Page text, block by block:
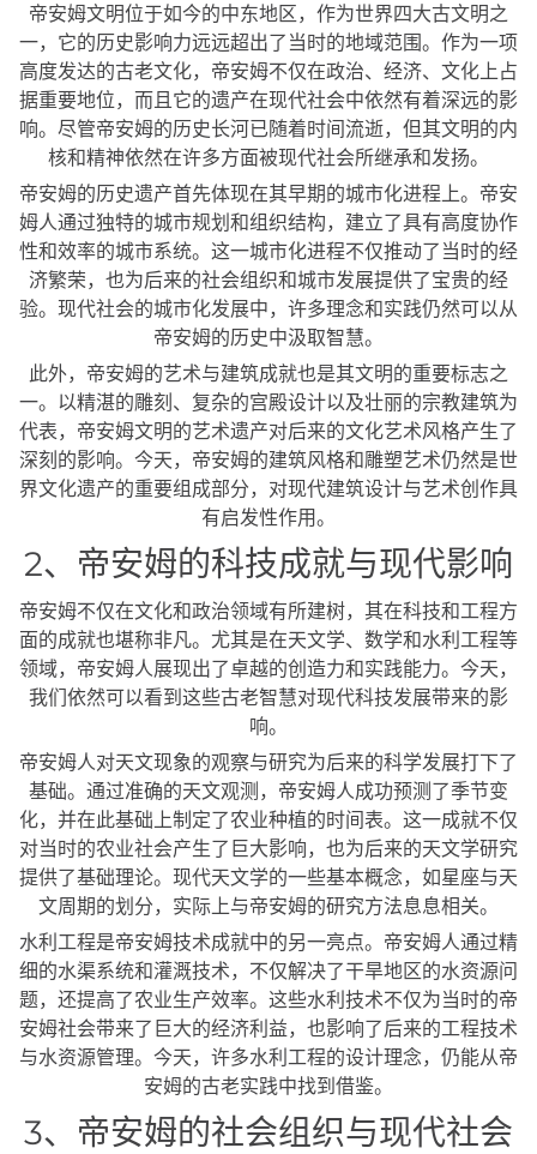
帝安姆文明位于如今的中东地区，作为世界四大古文明之
一，它的历史影响力远远超出了当时的地域范围。作为一项
高度发达的古老文化，帝安姆不仅在政治、经济、文化上占
据重要地位，而且它的遗产在现代社会中依然有着深远的影
响。尽管帝安姆的历史长河已随着时间流逝，但其文明的内
核和精神依然在许多方面被现代社会所继承和发扬。
帝安姆的历史遗产首先体现在其早期的城市化进程上。帝安
姆人通过独特的城市规划和组织结构，建立了具有高度协作
性和效率的城市系统。这一城市化进程不仅推动了当时的经
济繁荣，也为后来的社会组织和城市发展提供了宝贵的经
验。现代社会的城市化发展中，许多理念和实践仍然可以从
帝安姆的历史中汲取智慧。
此外，帝安姆的艺术与建筑成就也是其文明的重要标志之
一。以精湛的雕刻、复杂的宫殿设计以及壮丽的宗教建筑为
代表，帝安姆文明的艺术遗产对后来的文化艺术风格产生了
深刻的影响。今天，帝安姆的建筑风格和雕塑艺术仍然是世
界文化遗产的重要组成部分，对现代建筑设计与艺术创作具
有启发性作用。
2、帝安姆的科技成就与现代影响
帝安姆不仅在文化和政治领域有所建树，其在科技和工程方
面的成就也堪称非凡。尤其是在天文学、数学和水利工程等
领域，帝安姆人展现出了卓越的创造力和实践能力。今天，
我们依然可以看到这些古老智慧对现代科技发展带来的影
响。
帝安姆人对天文现象的观察与研究为后来的科学发展打下了
基础。通过准确的天文观测，帝安姆人成功预测了季节变
化，并在此基础上制定了农业种植的时间表。这一成就不仅
对当时的农业社会产生了巨大影响，也为后来的天文学研究
提供了基础理论。现代天文学的一些基本概念，如星座与天
文周期的划分，实际上与帝安姆的研究方法息息相关。
水利工程是帝安姆技术成就中的另一亮点。帝安姆人通过精
细的水渠系统和灌溉技术，不仅解决了干旱地区的水资源问
题，还提高了农业生产效率。这些水利技术不仅为当时的帝
安姆社会带来了巨大的经济利益，也影响了后来的工程技术
与水资源管理。今天，许多水利工程的设计理念，仍能从帝
安姆的古老实践中找到借鉴。
3、帝安姆的社会组织与现代社会